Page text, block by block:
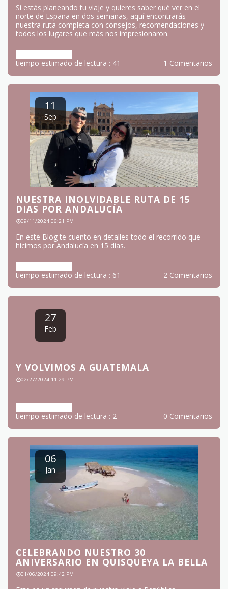
NUESTRO ITINERARIO DE 15 DIAS EN EL
NORTE DE ESPAÑA. PAIS VASCO |
CANTABRIA | ASTURIAS
08/20/2025 06:24 AM
Si estás planeando tu viaje y quieres saber qué ver en el
norte de España en dos semanas, aquí encontrarás
nuestra ruta completa con consejos, recomendaciones y
todos los lugares que más nos impresionaron.
Más información
tiempo estimado de lectura : 41
1 Comentarios
11
Sep
NUESTRA INOLVIDABLE RUTA DE 15
DIAS POR ANDALUCÍA
En este Blog te cuento en detalles todo el recorrido que
hicimos por Andalucía en 15 dias.
Más información
tiempo estimado de lectura : 61
27
Feb
Y VOLVIMOS A GUATEMALA
Más información
tiempo estimado de lectura : 2
0 Comentarios
06
Jan